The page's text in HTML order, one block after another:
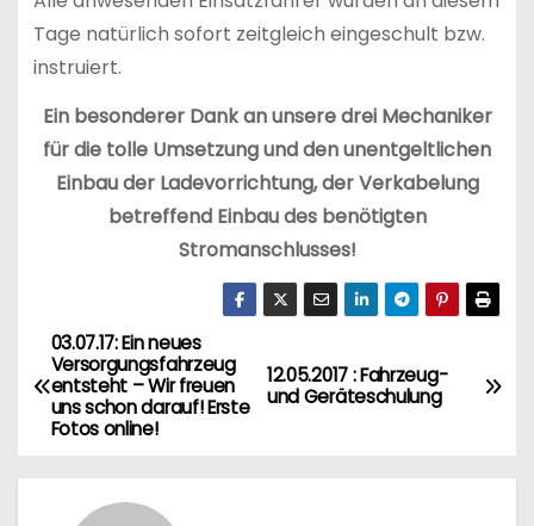
Tage natürlich sofort zeitgleich eingeschult bzw.
instruiert.
Ein besonderer Dank an unsere drei Mechaniker
für die tolle Umsetzung und den unentgeltlichen
Einbau der Ladevorrichtung, der Verkabelung
betreffend Einbau des benötigten
Stromanschlusses!
B
e
12.05.2017 : Fahrzeug-
und Geräteschulung
03.07.17: Ein neues
Versorgungsfahrzeug
entsteht – Wir freuen
uns schon darauf! Erste
Fotos online!